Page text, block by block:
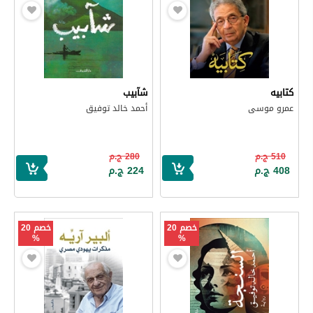
كتابيه
عمرو موسى
510 ج.م
408 ج.م
شآبيب
أحمد خالد توفيق
280 ج.م
224 ج.م
خصم 20
%
خصم 20
%